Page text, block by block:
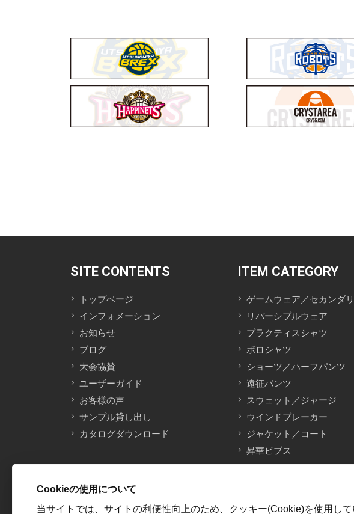
SITE CONTENTS
トップページ
インフォメーション
お知らせ
ブログ
大会協賛
ユーザーガイド
お客様の声
サンプル貸し出し
カタログダウンロード
ITEM CATEGORY
ゲームウェア／セカンダ
リバーシブルウェア
プラクティスシャツ
ポロシャツ
ショーツ／ハーフパンツ
遠征パンツ
スウェット／ジャージ
ウインドブレーカー
ジャケット／コート
昇華ビブス
Cookieの使用について
当サイトでは、サイトの利便性向上のため、クッキー(Cookie)を使用して